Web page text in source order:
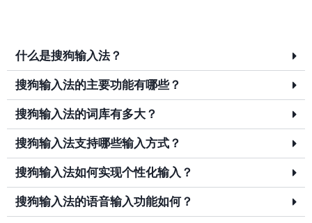
什么是搜狗输入法？
搜狗输入法的主要功能有哪些？
搜狗输入法的词库有多大？
搜狗输入法支持哪些输入方式？
搜狗输入法如何实现个性化输入？
搜狗输入法的语音输入功能如何？